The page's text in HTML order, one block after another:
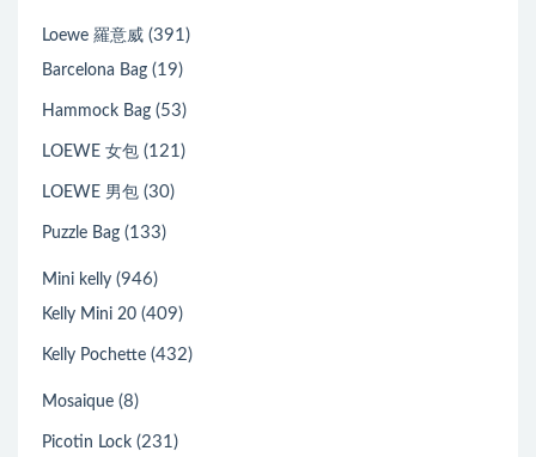
Loewe 羅意威 (391)
Barcelona Bag (19)
Hammock Bag (53)
LOEWE 女包 (121)
LOEWE 男包 (30)
Puzzle Bag (133)
Mini kelly (946)
Kelly Mini 20 (409)
Kelly Pochette (432)
Mosaique (8)
Picotin Lock (231)